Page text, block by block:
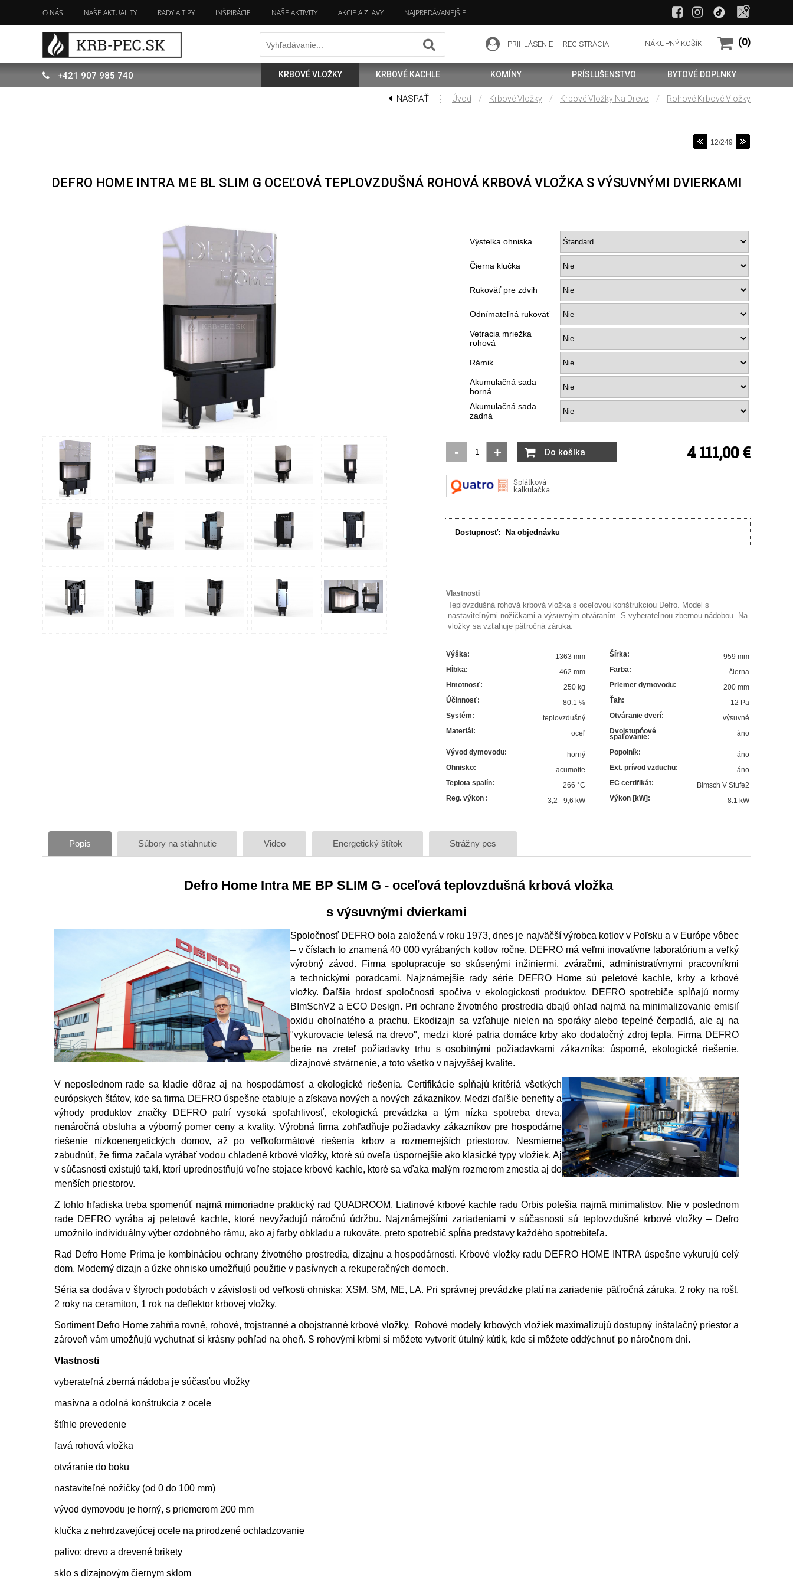
O NÁS NAŠE AKTUALITY RADY A TIPY INŠPIRÁCIE NAŠE AKTIVITY AKCIE A ZĽAVY NAJPREDÁVANEJŠIE
KRBOVÉ VLOŽKY KRBOVÉ KACHLE KOMÍNY PRÍSLUŠENSTVO BYTOVÉ DOPLNKY
PRIHLÁSENIE REGISTRÁCIA
+421 907 985 740
NÁKUPNÝ KOŠÍK (0)
NASPÄŤ ⋮ Úvod / Krbové Vložky / Krbové Vložky Na Drevo / Rohové Krbové Vložky
12/249
DEFRO HOME INTRA ME BL SLIM G OCEĽOVÁ TEPLOVZDUŠNÁ ROHOVÁ KRBOVÁ VLOŽKA S VÝSUVNÝMI DVIERKAMI
Výstelka ohniska
Čierna klučka
Rukoväť pre zdvih
Odnímateľná rukoväť
Vetracia mriežka
rohová
Rámik
Akumulačná sada
horná
Akumulačná sada
zadná
- + Do košíka 4 111,00 €
Dostupnosť: Na objednávku
Vlastnosti
Teplovzdušná rohová krbová vložka s oceľovou konštrukciou Defro. Model s
nastaviteľnými nožičkami a výsuvným otváraním. S vyberateľnou zbernou nádobou. Na
vložky sa vzťahuje päťročná záruka.
Výška: 1363 mm Šírka:
959 mm
Hĺbka: 462 mm Farba:
čierna
Hmotnosť: 250 kg Priemer dymovodu:
200 mm
Účinnosť: 80.1% Ťah:
12 Pa
Systém: teplovzdušný Otváranie dverí:
výsuvné
Materiál : oceľ Dvojstupňové
spaľovanie: áno
Vývod dymovodu: horný Popolník:
áno
Ohnisko: acumotte Ext. prívod vzduchu:
áno
Teplota spalín: 266°C EC certifikát:
Blmsch V Stufe2
Reg. výkon : 3,2 - 9,6 kW Výkon [kW] : 8.1 kW
Popis Súbory na stiahnutie Video Energetický štítok Strážny pes
Defro Home Intra ME BP SLIM G - oceľová teplovzdušná krbová vložka
s výsuvnými dvierkami
Spoločnosť DEFRO bola založená v roku 1973, dnes je najväčší výrobca kotlov v Poľsku a v Európe vôbec
– v číslach to znamená 40 000 vyrábaných kotlov ročne. DEFRO má veľmi inovatívne laboratórium a veľký
výrobný závod. Firma spolupracuje so skúsenými inžiniermi, zváračmi, administratívnymi pracovníkmi
a technickými poradcami. Najznámejšie rady série DEFRO Home sú peletové kachle, krby a krbové
vložky. Ďaľšia hrdosť spoločnosti spočíva v ekologickosti produktov. DEFRO spotrebiče spĺňajú normy
BImSchV2 a ECO Design. Pri ochrane životného prostredia dbajú ohľad najmä na minimalizovanie emisií
oxidu ohoľnatého a prachu. Ekodizajn sa vzťahuje nielen na sporáky alebo tepelné čerpadlá, ale aj na
"vykurovacie telesá na drevo", medzi ktoré patria domáce krby ako dodatočný zdroj tepla. Firma DEFRO
berie na zreteľ požiadavky trhu s osobitnými požiadavkami zákazníka: úsporné, ekologické riešenie,
dizajnové stvárnenie, a toto všetko v najvyššej kvalite.
V neposlednom rade sa kladie dôraz aj na hospodárnosť a ekologické riešenia. Certifikácie spĺňajú kritériá všetkých
európskych štátov, kde sa firma DEFRO úspešne etabluje a získava nových a nových zákazníkov. Medzi ďaľšie benefity a
výhody produktov značky DEFRO patrí vysoká spoľahlivosť, ekologická prevádzka a tým nízka spotreba dreva,
nenáročná obsluha a výborný pomer ceny a kvality. Výrobná firma zohľadňuje požiadavky zákazníkov pre hospodárne
riešenie nízkoenergetických domov, až po veľkoformátové riešenia krbov a rozmernejších priestorov. Nesmieme
zabudnúť, že firma začala vyrábať vodou chladené krbové vložky, ktoré sú oveľa úspornejšie ako klasické typy vložiek. Aj
v súčasnosti existujú takí, ktorí uprednostňujú voľne stojace krbové kachle, ktoré sa vďaka malým rozmerom zmestia aj do
menších priestorov.
Z tohto hľadiska treba spomenúť najmä mimoriadne praktický rad QUADROOM. Liatinové krbové kachle radu Orbis potešia najmä minimalistov. Nie v poslednom
rade DEFRO vyrába aj peletové kachle, ktoré nevyžadujú náročnú údržbu. Najznámejšími zariadeniami v súčasnosti sú teplovzdušné krbové vložky – Defro
umožnilo individuálny výber ozdobného rámu, ako aj farby obkladu a rukoväte, preto spotrebič spĺňa predstavy každého spotrebiteľa.
Rad Defro Home Prima je kombináciou ochrany životného prostredia, dizajnu a hospodárnosti. Krbové vložky radu DEFRO HOME INTRA úspešne vykurujú celý
dom. Moderný dizajn a úzke ohnisko umožňujú použitie v pasívnych a rekuperačných domoch.
Séria sa dodáva v štyroch podobách v závislosti od veľkosti ohniska: XSM, SM, ME, LA. Pri správnej prevádzke platí na zariadenie päťročná záruka, 2 roky na rošt,
2 roky na ceramiton, 1 rok na deflektor krbovej vložky.
Sortiment Defro Home zahŕňa rovné, rohové, trojstranné a obojstranné krbové vložky.
Rohové modely krbových vložiek maximalizujú dostupný inštalačný priestor a
zároveň vám umožňujú vychutnať si krásny pohľad na oheň. S rohovými krbmi si môžete vytvoriť útulný kútik, kde si môžete oddýchnuť po náročnom dni.
Vlastnosti
vyberateľná zberná nádoba je súčasťou vložky
masívna a odolná konštrukcia z ocele
štíhle prevedenie
ľavá rohová vložka
otváranie do boku
nastaviteľné nožičky (od 0 do 100 mm)
vývod dymovodu je horný, s priemerom 200 mm
klučka z nehrdzavejúcej ocele na prirodzené ochladzovanie
palivo: drevo a drevené brikety
sklo s dizajnovým čiernym sklom